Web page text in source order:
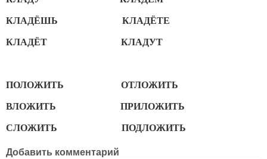
КЛАДЁШЬ КЛАДЁТЕ
КЛАДЁТ КЛАДУТ
ПОЛОЖИТЬ ОТЛОЖИТЬ
ВЛОЖИТЬ ПРИЛОЖИТЬ
СЛОЖИТЬ ПОДЛОЖИТЬ
Добавить комментарий